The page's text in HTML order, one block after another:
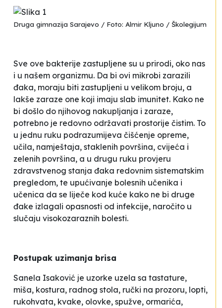
Druga gimnazija Sarajevo / Foto: Almir Kljuno / Školegijum
Sve ove bakterije zastupljene su u prirodi, oko nas
i u našem organizmu. Da bi ovi mikrobi zarazili
đaka, moraju biti zastupljeni u velikom broju, a
lakše zaraze one koji imaju slab imunitet. Kako ne
bi došlo do njihovog nakupljanja i zaraze,
potrebno je redovno održavati prostorije čistim. To
u jednu ruku podrazumijeva čišćenje opreme,
učila, namještaja, staklenih površina, cvijeća i
zelenih površina, a u drugu ruku provjeru
zdravstvenog stanja đaka redovnim sistematskim
pregledom, te upućivanje bolesnih učenika i
učenica da se liječe kod kuće kako ne bi druge
đake izlagali opasnosti od infekcije, naročito u
slučaju visokozaraznih bolesti.
Postupak uzimanja brisa
Sanela Isaković je uzorke uzela sa tastature,
miša, kostura, radnog stola, ručki na prozoru, lopti,
rukohvata, kvake, olovke, spužve, ormarića,